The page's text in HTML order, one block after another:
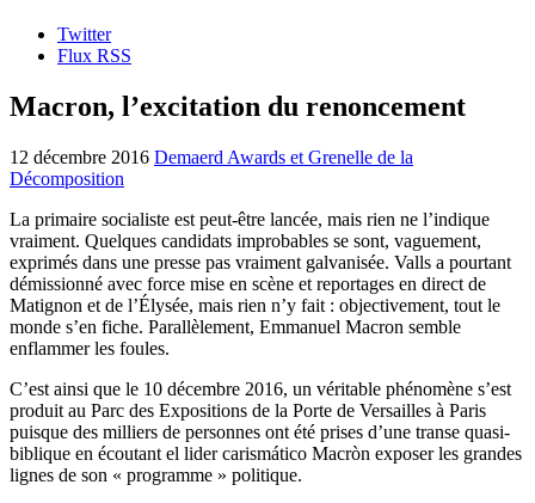
Twitter
Flux RSS
Macron, l’excitation du renoncement
12 décembre 2016 Demaerd Awards et Grenelle de la
Décomposition
La primaire socialiste est peut-être lancée, mais rien ne l’indique
vraiment. Quelques candidats improbables se sont, vaguement,
exprimés dans une presse pas vraiment galvanisée. Valls a pourtant
démissionné avec force mise en scène et reportages en direct de
Matignon et de l’Élysée, mais rien n’y fait : objectivement, tout le
monde s’en fiche. Parallèlement, Emmanuel Macron semble
enflammer les foules.
C’est ainsi que le 10 décembre 2016, un véritable phénomène s’est
produit au Parc des Expositions de la Porte de Versailles à Paris
puisque des milliers de personnes ont été prises d’une transe quasi-
biblique en écoutant el lider carismático Macròn exposer les grandes
lignes de son « programme » politique.